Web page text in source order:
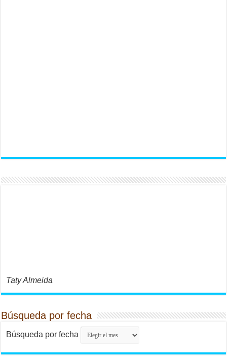
Taty Almeida
Búsqueda por fecha
Búsqueda por fecha